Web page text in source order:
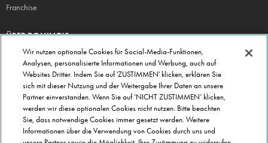
Franchise
ÜBER DOMINO'S
Storesuche
Presse
Domino's App
Unternehmen
Geschenkgutscheine
Cookie Einstellungen
Wir nutzen optionale Cookies für Social-Media-Funktionen,
Analysen, personalisierte Informationen und Werbung, auch auf
Websites Dritter. Indem Sie auf 'ZUSTIMMEN' klicken, erklären Sie
sich mit dieser Nutzung und der Weitergabe Ihrer Daten an unsere
Partner einverstanden. Wenn Sie auf ‘NICHT ZUSTIMMEN’ klicken,
werden wir diese optionalen Cookies nicht nutzen. Bitte beachten
Sie, dass notwendige Cookies immer gesetzt werden. Weitere
Informationen über die Verwendung von Cookies durch uns und